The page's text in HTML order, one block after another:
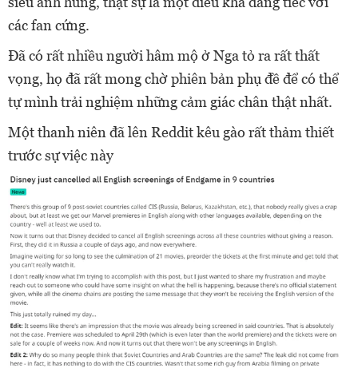
các fan cứng.
Đã có rất nhiều người hâm mộ ở Nga tỏ ra rất thất
vọng, họ đã rất mong chờ phiên bản phụ đề để có thể
tự mình trải nghiệm những cảm giác chân thật nhất.
Một thanh niên đã lên Reddit kêu gào rất thảm thiết
trước sự việc này